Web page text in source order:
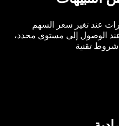
عند تغير سعر السهم
الوصول إلى مستوى محدد،
شروط تقنية